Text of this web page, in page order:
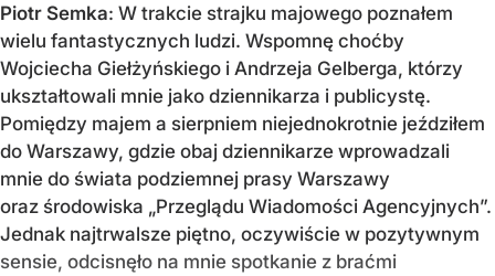
Piotr Semka: W trakcie strajku majowego poznałem
wielu fantastycznych ludzi. Wspomnę choćby
Wojciecha Giełżyńskiego i Andrzeja Gelberga, którzy
ukształtowali mnie jako dziennikarza i publicystę.
Pomiędzy majem a sierpniem niejednokrotnie jeździłem
do Warszawy, gdzie obaj dziennikarze wprowadzali
mnie do świata podziemnej prasy Warszawy
oraz środowiska „Przeglądu Wiadomości Agencyjnych”.
Jednak najtrwalsze piętno, oczywiście w pozytywnym
sensie, odcisnęło na mnie spotkanie z braćmi